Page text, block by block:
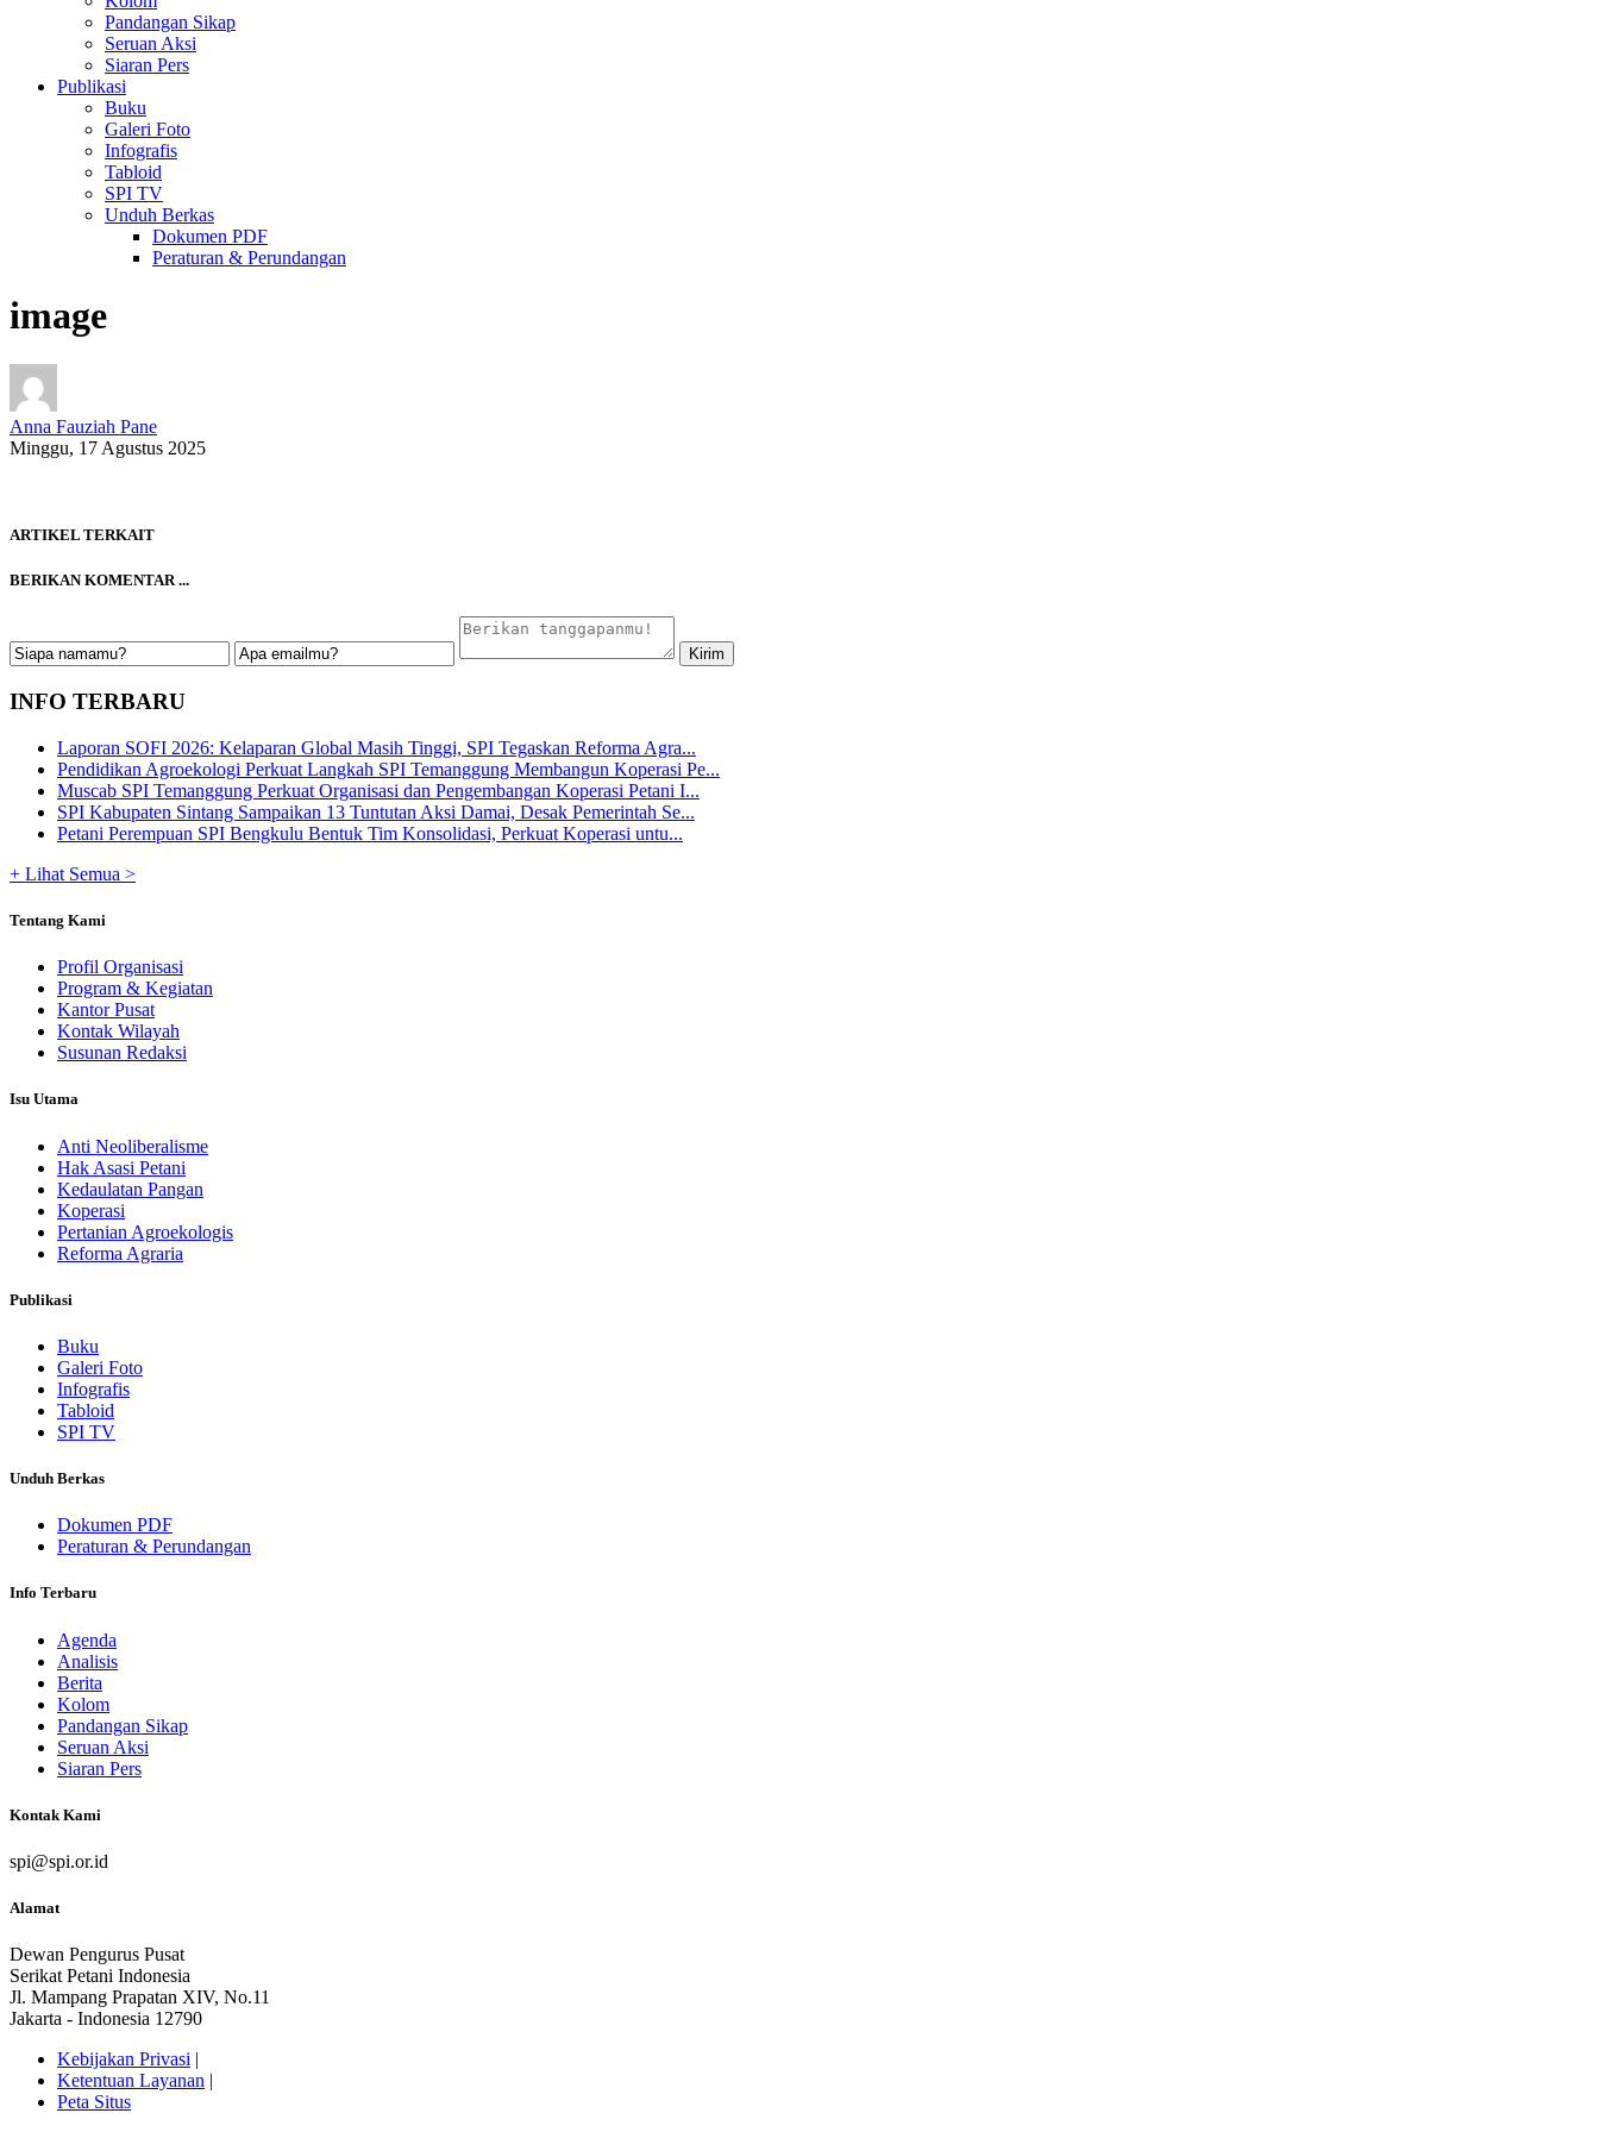
Pandangan Sikap
Seruan Aksi
Siaran Pers
Publikasi
Buku
Galeri Foto
Infografis
Tabloid
SPI TV
Unduh Berkas
Dokumen PDF
Peraturan & Perundangan
image
Anna Fauziah Pane
Minggu, 17 Agustus 2025
ARTIKEL TERKAIT
BERIKAN KOMENTAR ...
INFO TERBARU
Laporan SOFI 2026: Kelaparan Global Masih Tinggi, SPI Tegaskan Reforma Agra...
Pendidikan Agroekologi Perkuat Langkah SPI Temanggung Membangun Koperasi Pe...
Muscab SPI Temanggung Perkuat Organisasi dan Pengembangan Koperasi Petani I...
SPI Kabupaten Sintang Sampaikan 13 Tuntutan Aksi Damai, Desak Pemerintah Se...
Petani Perempuan SPI Bengkulu Bentuk Tim Konsolidasi, Perkuat Koperasi untu...
+ Lihat Semua >
Tentang Kami
Profil Organisasi
Program & Kegiatan
Kantor Pusat
Kontak Wilayah
Susunan Redaksi
Isu Utama
Anti Neoliberalisme
Hak Asasi Petani
Kedaulatan Pangan
Koperasi
Pertanian Agroekologis
Reforma Agraria
Publikasi
Buku
Galeri Foto
Infografis
Tabloid
SPI TV
Unduh Berkas
Dokumen PDF
Peraturan & Perundangan
Info Terbaru
Agenda
Analisis
Berita
Kolom
Pandangan Sikap
Seruan Aksi
Siaran Pers
Kontak Kami
spi@spi.or.id
Alamat
Dewan Pengurus Pusat
Serikat Petani Indonesia
Jl. Mampang Prapatan XIV, No.11
Jakarta - Indonesia 12790
Kebijakan Privasi |
Ketentuan Layanan |
Peta Situs